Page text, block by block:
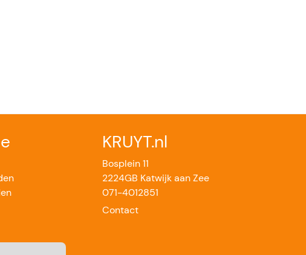
KRUYT.nl
Bosplein 11
2224GB Katwijk aan Zee
071-4012851
Contact